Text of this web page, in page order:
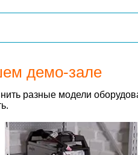
демо-зале
разные модели